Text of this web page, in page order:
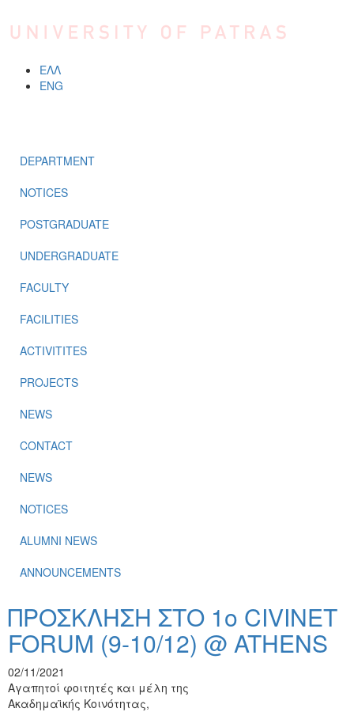
ΕΛΛ
ENG
DEPARTMENT
NOTICES
POSTGRADUATE
UNDERGRADUATE
FACULTY
FACILITIES
ACTIVITITES
PROJECTS
NEWS
CONTACT
NEWS
NOTICES
ALUMNI NEWS
ANNOUNCEMENTS
ΠΡΟΣΚΛΗΣΗ ΣΤΟ 1o CIVINET
FORUM (9-10/12) @ ATHENS
02/11/2021
Αγαπητοί φοιτητές και μέλη της
Ακαδημαϊκής Κοινότητας,